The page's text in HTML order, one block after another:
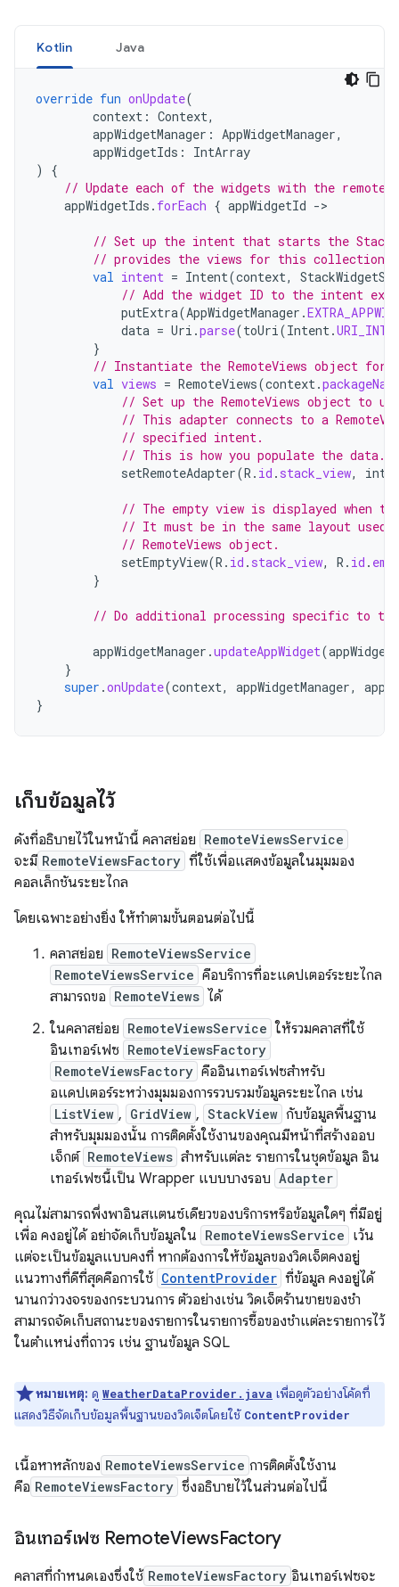
Kotlin Java
override fun onUpdate(
context : Context,
appWidgetManager : AppWidgetManager,
appWidgetIds :
IntArray
)
{
// Update each of the widgets with the remote
appWidgetIds . forEach { appWidgetId ->
// Set up the intent that starts the
// provides the views for this collection.
val intent = Intent(context,
// Add the widget ID to the intent
putExtra(AppWidgetManager .
data = Uri .parse(toUri(Intent.
}
// Instantiate the RemoteViews object for
val views = RemoteViews(context.
// Set up the RemoteViews object to
// This adapter connects to a
// specified intent.
// This is how you populate the data.
setRemoteAdapter(R . id . stack_view,
// The empty view is displayed when
// It must be in the same layout
// RemoteViews object.
setEmptyView(R . id . stack_view, R . id .
}
// Do additional processing specific to
appWidgetManager .updateAppWidget(
}
super .onUpdate(context, appWidgetManager,
}
เก็บข้อมูลไว้
ดังที่อธิบายไว้ในหน้านี้ คลาสย่อย RemoteViewsService
จะมี RemoteViewsFactory ที่ใช้เพื่อแสดงข้อมูลในมุมมอง
คอลเล็กชันระยะไกล
โดยเฉพาะอย่างยิ่ง ให้ทำตามขั้นตอนต่อไปนี้
คลาสย่อย RemoteViewsService
RemoteViewsService คือบริการที่อะแดปเตอร์ระยะไกล
สามารถขอ RemoteViews ได้
ในคลาสย่อย RemoteViewsService ให้รวมคลาสที่ใช้
อินเทอร์เฟซ RemoteViewsFactory
RemoteViewsFactory คืออินเทอร์เฟซสำหรับ
อแดปเตอร์ระหว่างมุมมองการรวบรวมข้อมูลระยะไกล เช่น
ListView , GridView , StackView กับข้อมูลพื้นฐาน
สำหรับมุมมองนั้น การติดตั้งใช้งานของคุณมีหน้าที่สร้างออบ
เจ็กต์ RemoteViews สำหรับแต่ละ รายการในชุดข้อมูล อิน
เทอร์เฟซนี้เป็น Wrapper แบบบางรอบ Adapter
คุณไม่สามารถพึ่งพาอินสแตนซ์เดียวของบริการหรือข้อมูลใดๆ ที่มีอยู่
เพื่อ คงอยู่ได้ อย่าจัดเก็บข้อมูลใน RemoteViewsService เว้น
แต่จะเป็นข้อมูลแบบคงที่ หากต้องการให้ข้อมูลของวิดเจ็ตคงอยู่
แนวทางที่ดีที่สุดคือการใช้ ContentProvider ที่ข้อมูล คงอยู่ได้
นานกว่าวงจรของกระบวนการ ตัวอย่างเช่น วิดเจ็ตร้านขายของชำ
สามารถจัดเก็บสถานะของรายการในรายการซื้อของชำแต่ละรายการไว้
ในตำแหน่งที่ถาวร เช่น ฐานข้อมูล SQL
หมายเหตุ: ดู WeatherDataProvider.java เพื่อดูตัวอย่างโค้ดที่
แสดงวิธีจัดเก็บข้อมูลพื้นฐานของวิดเจ็ตโดยใช้ ContentProvider
เนื้อหาหลักของ RemoteViewsService การติดตั้งใช้งาน
คือ RemoteViewsFactory ซึ่งอธิบายไว้ในส่วนต่อไปนี้
อินเทอร์เฟซ RemoteViewsFactory
คลาสที่กำหนดเองซึ่งใช้ RemoteViewsFactory อินเทอร์เฟซจะ